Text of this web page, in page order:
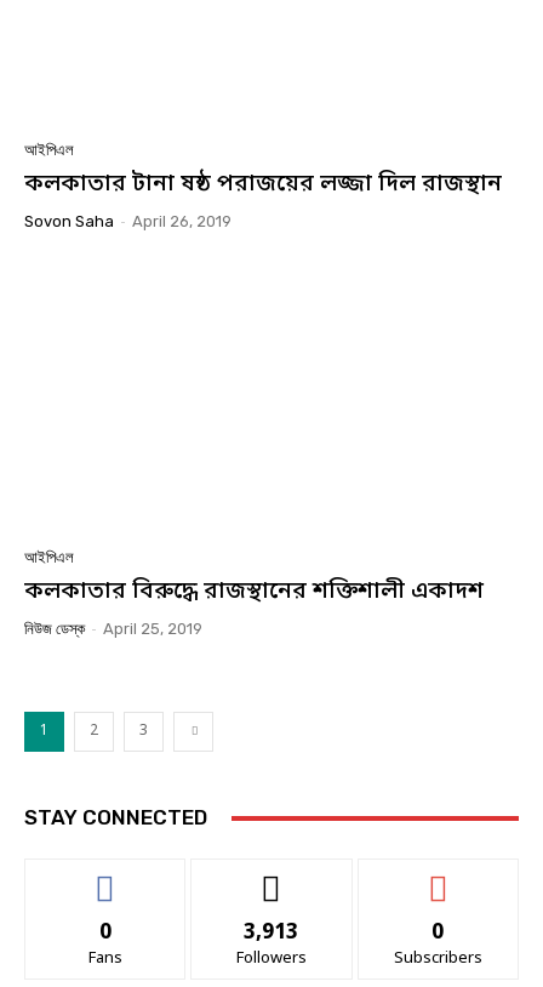
আইপিএল
কলকাতার টানা ষষ্ঠ পরাজয়ের লজ্জা দিল রাজস্থান
Sovon Saha - April 26, 2019
আইপিএল
কলকাতার বিরুদ্ধে রাজস্থানের শক্তিশালী একাদশ
নিউজ ডেস্ক - April 25, 2019
1 2 3
STAY CONNECTED
0
Fans
3,913
Followers
0
Subscribers